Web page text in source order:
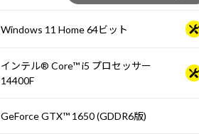
Windows 11 Home 64ビット
インテル® Core™ i5 プロセッサー
14400F
GeForce GTX™ 1650 (GDDR6版)